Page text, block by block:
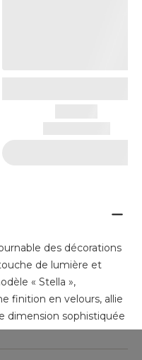
des décorations
de lumière et
« Stella »,
finition en velours, allie
dimension sophistiquée